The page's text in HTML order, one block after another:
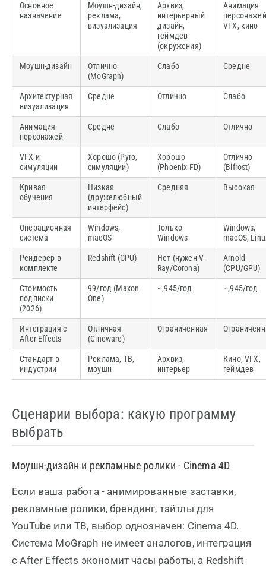
Основное
назначение
Моушн-дизайн,
реклама,
визуализация
Архвиз,
интерьерный
дизайн,
геймдев
(окружения)
Анимация
VFX, кино
Моушн-дизайн
Отлично
(MoGraph)
Слабо Средне
Архитектурная
визуализация
Средне Отлично Слабо
Анимация
персонажей
Средне Слабо Отлично
VFX и
симуляции
Хорошо (Pyro,
симуляции)
Хорошо
(Phoenix FD)
Отлично
(Bifrost)
Кривая
обучения
Низкая
(дружелюбный
интерфейс)
Средняя Высокая
Операционная
система
Windows,
macOS
Только
Windows
Windows,
macOS,
Рендерер в
комплекте
Redshift (GPU)
Нет (нужен V-
Ray/Corona)
Arnold
(CPU/GPU)
Стоимость
подписки
(2026)
99/год (Maxon
One)
~,945/год ~,945/год
Интеграция с
After Effects
Отличная
(Cineware)
Ограниченная
Стандарт в
индустрии
Реклама, ТВ,
моушн
Архвиз,
интерьер
Кино, VFX,
геймдев
Сценарии выбора: какую программу
выбрать
Моушн-дизайн и рекламные ролики - Cinema 4D
Если ваша работа - анимированные заставки,
рекламные ролики, брендинг, тайтлы для
YouTube или ТВ, выбор однозначен: Cinema 4D.
Система MoGraph не имеет аналогов, интеграция
с After Effects экономит часы работы, а Redshift